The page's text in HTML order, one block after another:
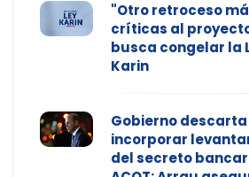
"Otro retroceso
críticas al
busca congelar la
Karin
Gobierno descarta
incorporar
del secreto